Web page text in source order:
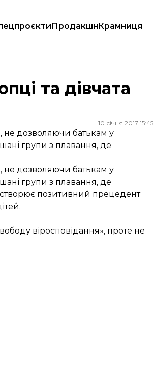
ПродакшнКрамниця
та дівчата
10 січня 2017 15:45
не дозволяючи батькам у
групи з плавання, де
не дозволяючи батькам у
групи з плавання, де
створює позитивний прецедент
віросповідання», проте не